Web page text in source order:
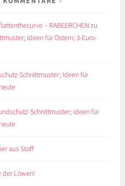
– RABEERCHEN zu
Ideen für Ostern; 3-Euro-
Schnittmuster; Ideen für
Schnittmuster; Ideen für
aus Stoff
der Löwen!